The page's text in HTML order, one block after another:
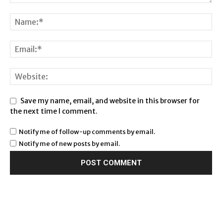
Save my name, email, and website in this browser for
the next time I comment.
Notify me of follow-up comments by email.
Notify me of new posts by email.